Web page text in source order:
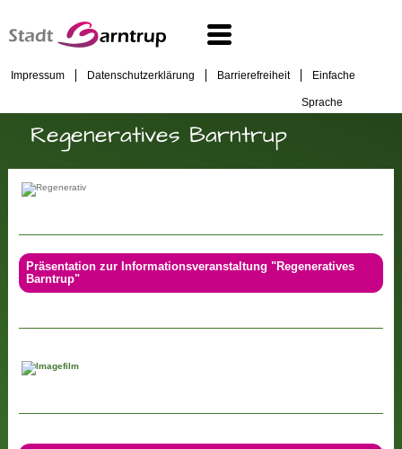
Impressum Datenschutzerklärung Barrierefreiheit Einfache
Sprache
Regeneratives Barntrup
Präsentation zur Informationsveranstaltung "Regeneratives
Barntrup"